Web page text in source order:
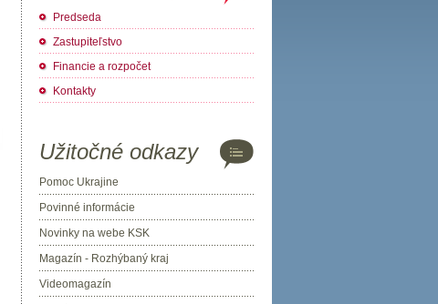
Predseda
Zastupiteľstvo
Financie a rozpočet
Kontakty
Užitočné odkazy
Pomoc Ukrajine
Povinné informácie
Novinky na webe KSK
Magazín - Rozhýbaný kraj
Videomagazín